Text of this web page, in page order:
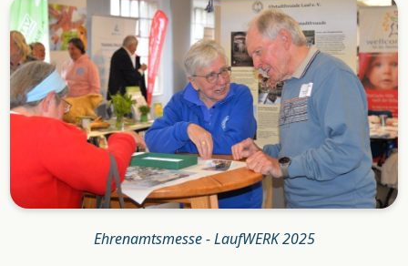
Ehrenamtsmesse - LaufWERK 2025